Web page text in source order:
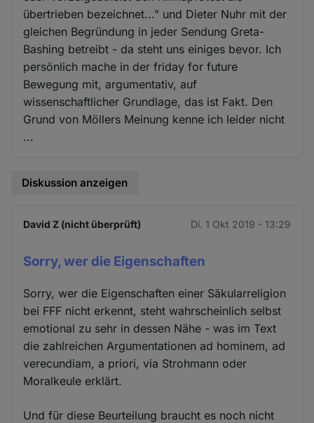
übertrieben bezeichnet..." und Dieter Nuhr mit der
gleichen Begründung in jeder Sendung Greta-
Bashing betreibt - da steht uns einiges bevor. Ich
persönlich mache in der friday for future
Bewegung mit, argumentativ, auf
wissenschaftlicher Grundlage, das ist Fakt. Den
Grund von Möllers Meinung kenne ich leider nicht
...
Diskussion anzeigen
David Z (nicht überprüft) Di. 1 Okt 2019 - 13:29
Sorry, wer die Eigenschaften
Sorry, wer die Eigenschaften einer Säkularreligion
bei FFF nicht erkennt, steht wahrscheinlich selbst
emotional zu sehr in dessen Nähe - was im Text
die zahlreichen Argumentationen ad hominem, ad
verecundiam, a priori, via Strohmann oder
Moralkeule erklärt.
Und für diese Beurteilung braucht es noch nicht